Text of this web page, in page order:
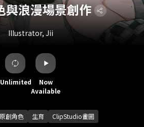
與浪漫場景創作
Illustrator, Jii
Unlimited
Now
Available
原創角色 生育 ClipStudio畫圖